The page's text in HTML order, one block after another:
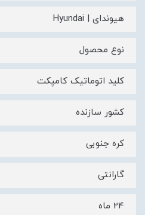
هیوندای | Hyundai
نوع محصول
کلید اتوماتیک کامپکت
کشور سازنده
کره جنوبی
گارانتی
24 ماه